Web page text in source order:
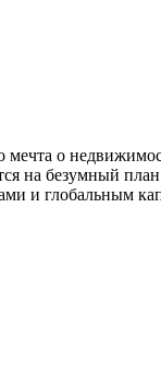
о
на безумный
и глобальным